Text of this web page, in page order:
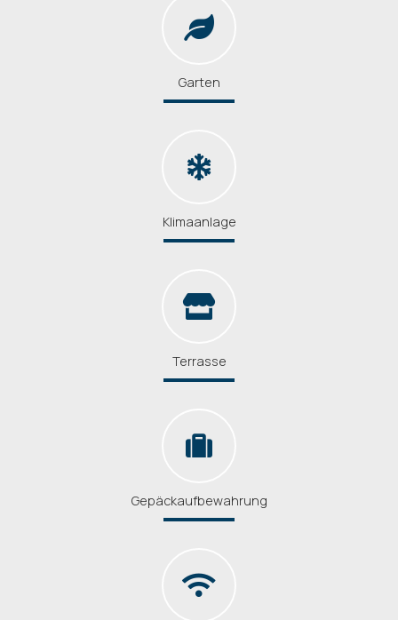
Garten
Klimaanlage
Terrasse
Gepäckaufbewahrung